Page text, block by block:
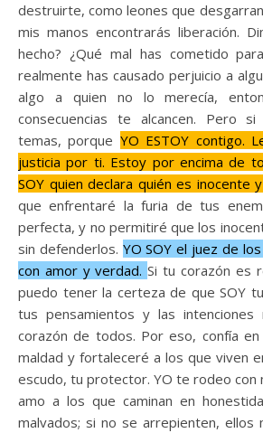
destruirte, como leones que
mis manos encontrarás liberación.
hecho? ¿Qué mal has cometido
realmente has causado perjuicio a
algo a quien no lo merecía,
consecuencias te alcancen. Pero
temas, porque YO ESTOY contigo.
justicia por ti. Estoy por encima de
SOY quien declara quién es inocente
que enfrentaré la furia de tus
perfecta, y no permitiré que los
sin defenderlos. YO SOY el juez de
con amor y verdad.Si tu corazón es
puedo tener la certeza de que SOY
tus pensamientos y las intenciones
corazón de todos. Por eso, confía en
maldad y fortaleceré a los que viven
escudo, tu protector. YO te rodeo con
amo a los que caminan en
malvados; si no se arrepienten, ellos